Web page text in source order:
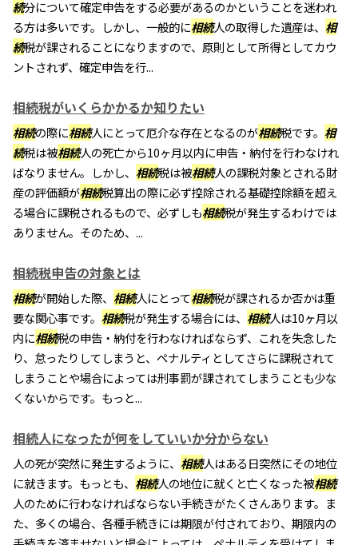
続分について確定申告をする必要があるのかということを迷われ
る方は多いです。しかし、一般的に相続人の取得した遺産は、 相
続税が課されることになりますので、原則として所得としてカウ
ントされず、確定申告を行...
相続税がいくらかかるか知りたい
相続の際に相続人にとって厄介な存在となるのが相続税です。 相
続税は被相続人の死亡から10ヶ月以内に申告・納付を行わなけれ
ばなりません。しかし、 相続税は被相続人の課税対象とされる財
産の評価額が相続税算出の際に必ず控除される基礎控除額を超え
る場合に課税されるもので、必ずしも相続税が発生するわけでは
ありません。そのため、...
相続税申告の対象とは
相続が開始した際、 相続人にとって相続税が課されるか否かは重
要な関心事です。 相続税が発生する場合には、 相続人は10ヶ月以
内に相続税の申告・納付を行わなければならず、これを失念した
り、怠ったりしてしまうと、ペナルティとしてさらに課税されて
しまうことや場合によっては刑事罰が課されてしまうことも少な
くないからです。もっと...
相続人になったが何をしていいか分からない
人の死が突然に発生するように、 相続人はある日突然にその地位
に就きます。もっとも、 相続人の地位に就くと亡くなった被相続
人のために行わなければならない手続きがたくさんあります。ま
た、多くの場合、各種手続きには期限が付されており、期限内の